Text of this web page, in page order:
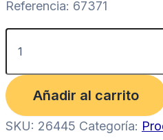
Referencia: 67371
Añadir al carrito
SKU: 26445 Categoría: